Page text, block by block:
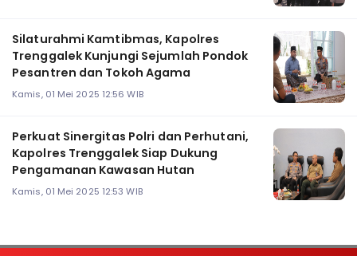
Silaturahmi Kamtibmas, Kapolres
Trenggalek Kunjungi Sejumlah Pondok
Pesantren dan Tokoh Agama
Kamis, 01 Mei 2025 12:56 WIB
Perkuat Sinergitas Polri dan Perhutani,
Kapolres Trenggalek Siap Dukung
Pengamanan Kawasan Hutan
Kamis, 01 Mei 2025 12:53 WIB